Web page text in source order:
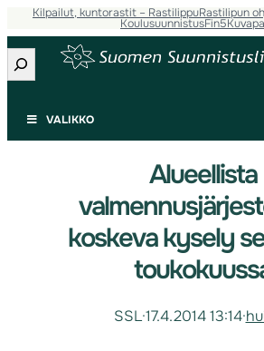
Kilpailut, kuntorastit – RastilippuRastilipun
KoulusuunnistusFin5
Etsi
VALIKKO
Alueellista
koskeva kysely
SSL·17.4.2014 13:14·